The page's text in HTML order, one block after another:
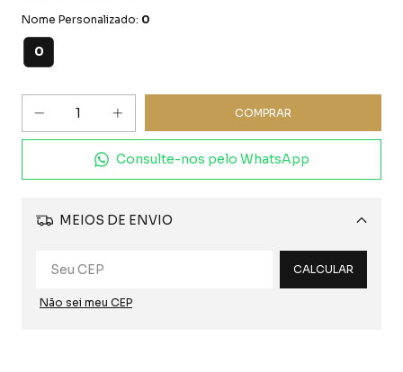
Nome Personalizado: 0
0
Consulte-nos pelo WhatsApp
MEIOS DE ENVIO
Alterar CEP
CALCULAR
Não sei meu CEP